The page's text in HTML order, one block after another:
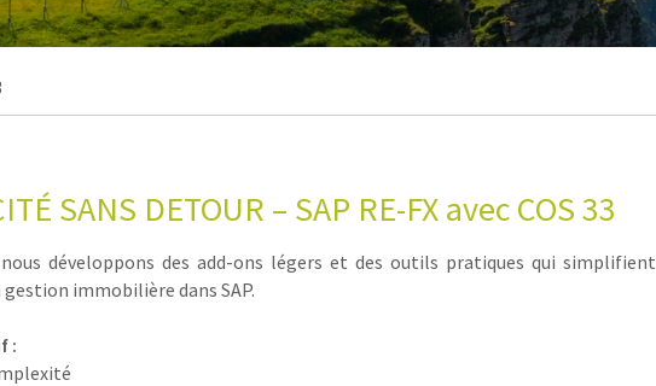
SANS DETOUR – SAP RE-FX avec COS 33
nous développons des add-ons légers et des outils pratiques qui simplifient
immobilière dans SAP.
: